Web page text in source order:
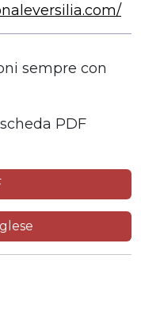
sempre con
PDF